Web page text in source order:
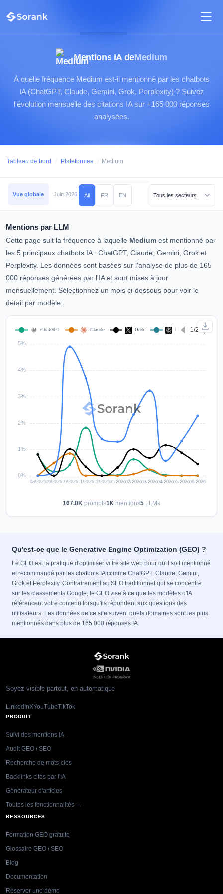
Mentions IA deMedium
À quelle fréquence Medium est-il mentionné par les chatbots
IA (ChatGPT, Claude, Gemini, Grok, Perplexity) ? Suivez
l'évolution mensuelle des citations IA sur +165 000 réponses
analysées.
Tableau de bord / Plateformes / Medium
Vue globale Juin 2026 Mai 2026 Avril 2026 Mars 2026 Février 2026
All FR EN
Mentions par LLM
Cette page suit la fréquence à laquelle Medium est mentionné par
les 5 principaux chatbots IA : ChatGPT, Claude, Gemini, Grok et
Perplexity. Les données sont basées sur l'analyse de plus de 165
000 réponses générées par l'IA et sont mises à jour
mensuellement. Sélectionnez un mois ci-dessous pour voir le
détail par modèle.
167.8K prompts1K mentions5 LLMs
Qu'est-ce que le Generative Engine Optimization (GEO) ?
Le GEO est la pratique d'optimiser votre site web pour qu'il soit mentionné
et recommandé par les chatbots IA comme ChatGPT, Claude, Gemini,
Grok et Perplexity. Contrairement au SEO traditionnel qui se concentre
sur les classements Google, le GEO vise à ce que les modèles d'IA
référencent votre contenu lorsqu'ils répondent aux questions des
utilisateurs. Les données de ce site suivent quels domaines sont les plus
mentionnés dans plus de 165 000 réponses IA.
Soyez visible partout, en automatique
LinkedInXYouTubeTikTok
PRODUIT
Suivi des mentions IA
Audit GEO / SEO
Recherche de mots-clés
Backlinks cités par l'IA
Générateur d'articles
Toutes les fonctionnalités →
RESSOURCES
Formation GEO gratuite
Glossaire GEO / SEO
Blog
Documentation
Réserver une démo